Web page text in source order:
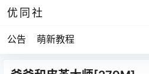
优同社
公告 萌新教程